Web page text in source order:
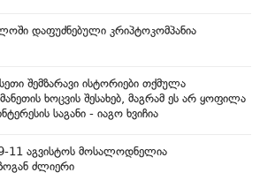
დაფუძნებული კრიპტოკომპანია
შემზარავი ისტორიები თქმულა
ხოცვის შესახებ, მაგრამ ეს არ ყოფილა
საგანი - იაგო ხვიჩია
11 აგვისტოს მოსალოდნელია
ძლიერი